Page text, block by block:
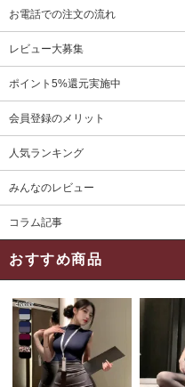
お電話での注文の流れ
レビュー大募集
ポイント5%還元実施中
会員登録のメリット
人気ランキング
みんなのレビュー
コラム記事
おすすめ商品